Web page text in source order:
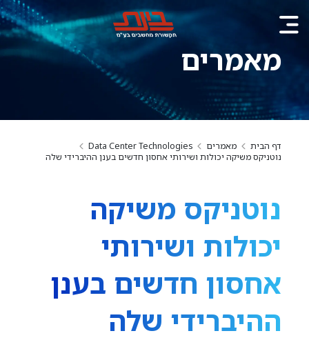
מאמרים
דף הבית מאמרים
Data Center Technologies
נוטניקס משיקה יכולות ושירותי אחסון חדשים בענן ההיברידי שלה
נוטניקס משיקה
יכולות ושירותי
אחסון חדשים בענן
ההיברידי שלה